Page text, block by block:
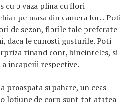
cu o vaza plina cu flori
pe masa din camera lor... Poti
de sezon, florile tale preferate
daca le cunosti gusturile. Poti
tinand cont, bineinteles, si
incaperii respective.
proaspata si pahare, un ceas
lotiune de corp sunt tot atatea